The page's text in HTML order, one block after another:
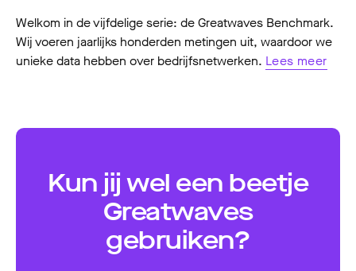
Welkom in de vijfdelige serie: de Greatwaves Benchmark.
Wij voeren jaarlijks honderden metingen uit, waardoor we
unieke data hebben over bedrijfsnetwerken. Lees meer
Kun jij wel een beetje
Greatwaves
gebruiken?